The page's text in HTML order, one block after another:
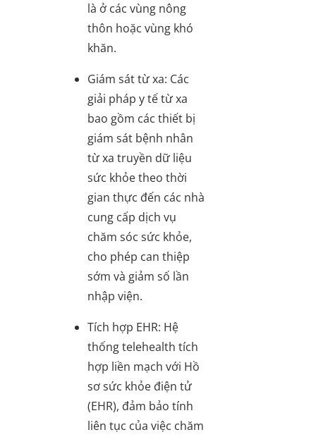
là ở các vùng nông
thôn hoặc vùng khó
khăn.
Giám sát từ xa: Các
giải pháp y tế từ xa
bao gồm các thiết bị
giám sát bệnh nhân
từ xa truyền dữ liệu
sức khỏe theo thời
gian thực đến các nhà
cung cấp dịch vụ
chăm sóc sức khỏe,
cho phép can thiệp
sớm và giảm số lần
nhập viện.
Tích hợp EHR: Hệ
thống telehealth tích
hợp liền mạch với Hồ
sơ sức khỏe điện tử
(EHR), đảm bảo tính
liên tục của việc chăm